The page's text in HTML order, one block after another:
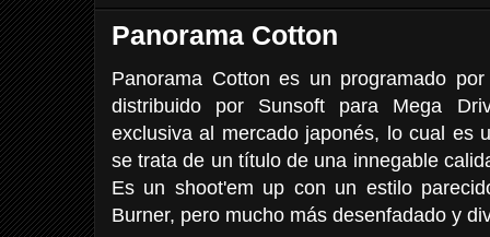
Panorama Cotton
Panorama Cotton es un programado
distribuido por Sunsoft para Mega
exclusiva al mercado japonés, lo cual es
se trata de un título de una innegable
Es un shoot'em up con un estilo
Burner, pero mucho más desenfadado y